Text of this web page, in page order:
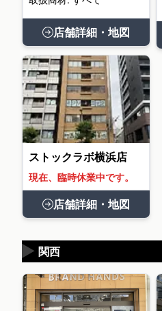
店舗詳細・地図
ストックラボ横浜店
現在、臨時休業中です。
店舗詳細・地図
関西
▶